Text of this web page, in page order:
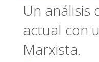
Un análisis
actual con
Marxista.